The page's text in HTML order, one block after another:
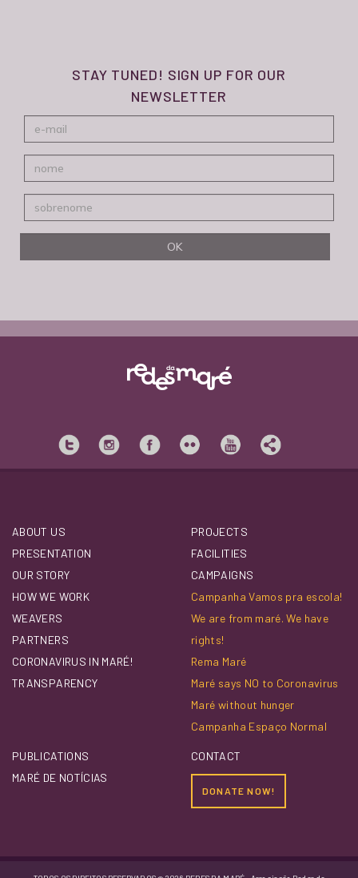
STAY TUNED! SIGN UP FOR OUR
NEWSLETTER
ABOUT US
PRESENTATION
OUR STORY
HOW WE WORK
WEAVERS
PARTNERS
CORONAVIRUS IN MARÉ!
TRANSPARENCY
PROJECTS
FACILITIES
CAMPAIGNS
Campanha Vamos pra escola!
We are from maré. We have
rights!
Rema Maré
Maré says NO to Coronavirus
Maré without hunger
Campanha Espaço Normal
PUBLICATIONS
MARÉ DE NOTÍCIAS
CONTACT
DONATE NOW!